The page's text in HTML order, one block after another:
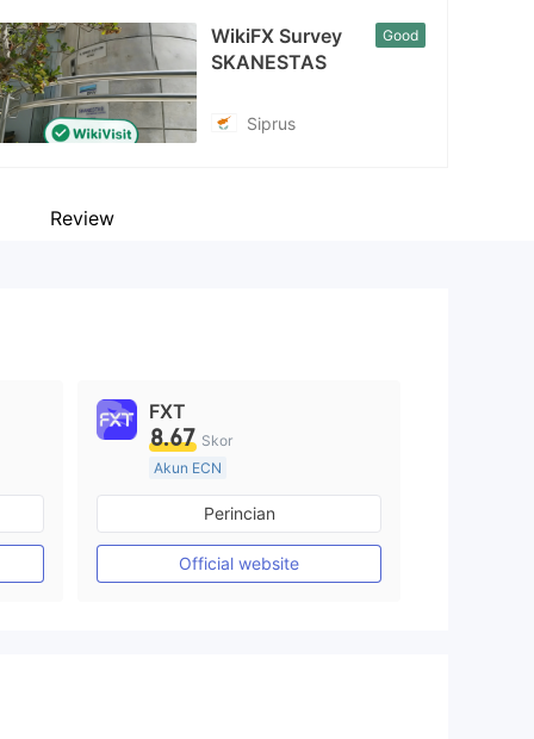
www.facebook.com/skanestas.careers
WikiFX Survey
SKANESTAS
Good
Siprus
Review
FXT
8.67 Skor
Akun ECN
Lebih dari 20 tahun
Diatur di Australia
Market Maker (MM)
Lisensi Penuh MT4
Perincian
Official website